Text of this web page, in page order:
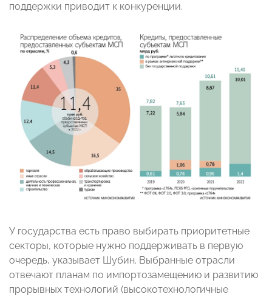
поддержки приводит к конкуренции.
У государства есть право выбирать приоритетные
секторы, которые нужно поддерживать в первую
очередь, указывает Шубин. Выбранные отрасли
отвечают планам по импортозамещению и развитию
прорывных технологий (высокотехнологичные